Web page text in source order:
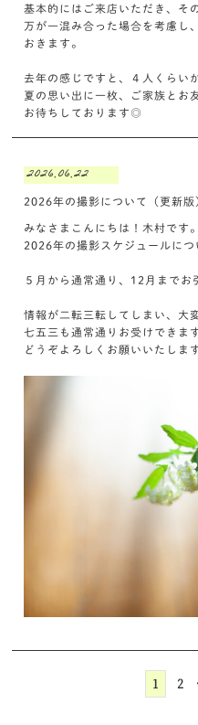
基本的にはご来店いただき、そ
万が一混み合った場合を考慮し
おきます。
去年の感じですと、４人くらい
夏の思い出に一枚、ご家族とお
お待ちしております◎
2026.06.22
2026年の撮影について（更新版
みなさまこんにちは！木村です。
2026年の撮影スケジュールにつ
５月から通常通り、12月までお
情報が二転三転してしまい、大
七五三も通常通りお受けできま
どうぞよろしくお願いいたしま
1 2